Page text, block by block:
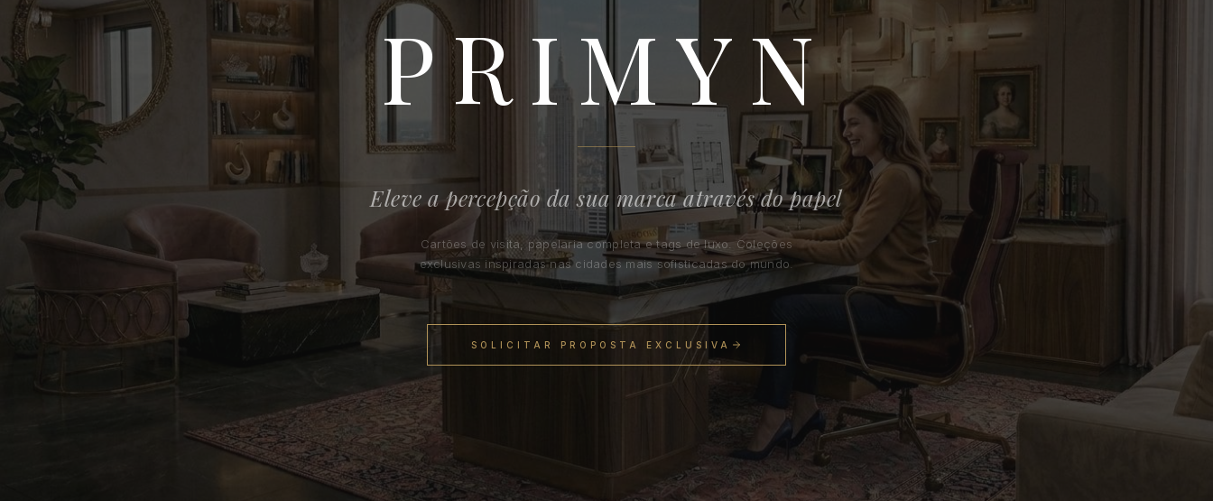
PRIMYN—
Eleve a percepção da sua marca através do papel
Cartões de visita, papelaria completa e tags de luxo. Coleções
exclusivas inspiradas nas cidades mais sofisticadas do mundo.
SOLICITAR PROPOSTA EXCLUSIVA